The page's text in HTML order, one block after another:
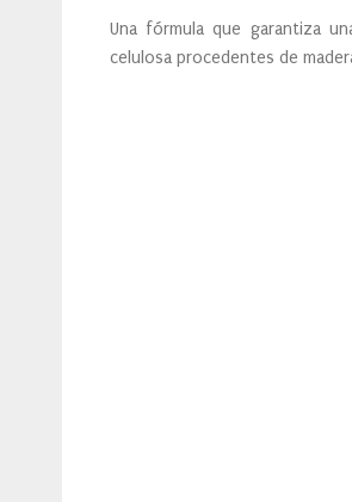
Una fórmula que garantiza
celulosa procedentes de